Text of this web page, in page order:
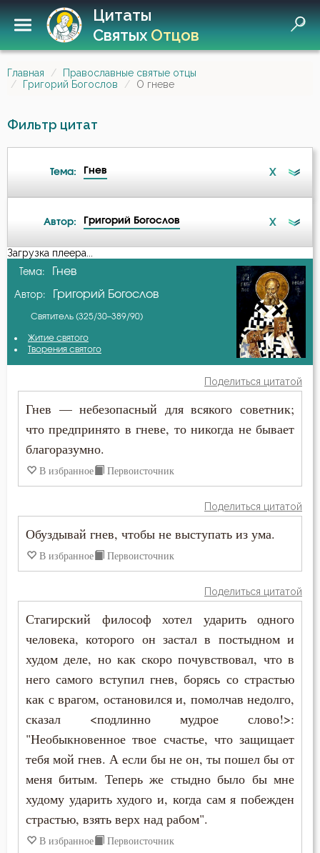
Цитаты
СвятыхОтцов
Главная
Православные святые отцы
Григорий Богослов
О гневе
Фильтр цитат
Тема: Гнев X
Ангел
Беда
Бедность
Благодарность
Благоразумие
Ближний
Блуд
Бог
Богопознание
Богородица
Болезнь
Борьба
Будущее
Автор: Григорий Богослов X
А-я
Авва Дорофей
Амвросий Оптинский (Гренков)
Антоний Великий
Василий Великий
Григорий Богослов
Диадох
Ерм
Игнатий Брянчанинов
Иларион Оптинский (Пономарёв)
Иоанн Златоуст
Иоанн Лествичник
Загрузка плеера...
Тема: Гнев
Автор: Григорий Богослов
Святитель (325/30–389/90)
Житие святого
Творения святого
Поделиться цитатой
Гнев — небезопасный для всякого советник;
что предпринято в гневе, то никогда не бывает
благоразумно.
В избранное Первоисточник
Поделиться цитатой
Обуздывай гнев, чтобы не выступать из ума.
В избранное Первоисточник
Поделиться цитатой
Стагирский философ хотел ударить одного
человека, которого он застал в постыдном и
худом деле, но как скоро почувствовал, что в
него самого вступил гнев, борясь со страстью
как с врагом, остановился и, помолчав недолго,
сказал <подлинно мудрое слово!>:
"Необыкновенное твое счастье, что защищает
тебя мой гнев. А если бы не он, ты пошел бы от
меня битым. Теперь же стыдно было бы мне
худому ударить худого и, когда сам я побежден
страстью, взять верх над рабом".
В избранное Первоисточник